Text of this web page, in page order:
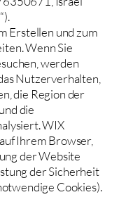
Erstellen und zum
Wenn Sie
werden
Nutzerverhalten,
die Region der
die
WIX
Ihrem Browser,
der Website
der Sicherheit
Cookies).